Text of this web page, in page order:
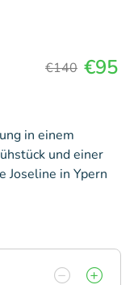
€140 €95
in einem
und einer
Joseline in Ypern